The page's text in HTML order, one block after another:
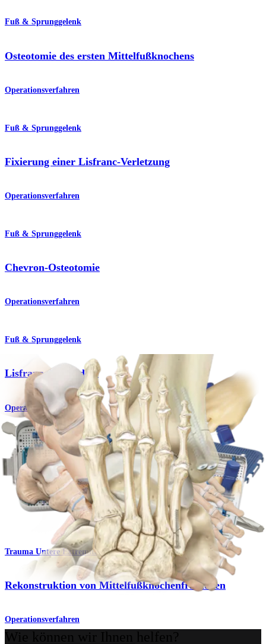
Fuß & Sprunggelenk
Osteotomie des ersten Mittelfußknochens
Operationsverfahren
Fuß & Sprunggelenk
Fixierung einer Lisfranc-Verletzung
Operationsverfahren
Fuß & Sprunggelenk
Chevron-Osteotomie
Operationsverfahren
Fuß & Sprunggelenk
Lisfranc-Arthrodese
Operationsverfahren
Fuß & Sprunggelenk
Osteotomie des Malleolus medialis
Operationsverfahren
Trauma Untere Extremitäten
Rekonstruktion von Mittelfußknochenfrakturen
Operationsverfahren